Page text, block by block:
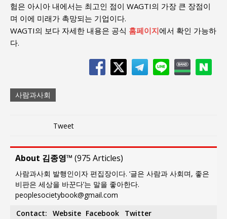
험은 아시아 내에서는 최고인 점이 WAGTI의 가장 큰 장점이
며 이에 미래가 촉망되는 기업이다.
WAGTI의 보다 자세한 내용은 공식 홈페이지에서 확인 가능하
다.
사람과사회
Tweet
About 김종영™ (975 Articles)
사람과사회 발행인이자 편집장이다. ‘글은 사람과 사회며, 좋은
비판은 세상을 바꾼다’는 말을 좋아한다.
peoplesocietybook@gmail.com
Contact:
Website Facebook Twitter